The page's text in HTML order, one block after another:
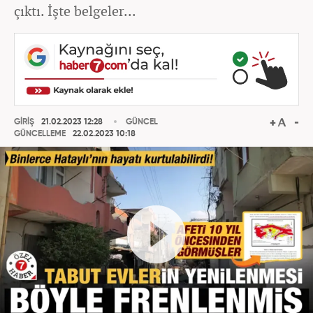
çıktı. İşte belgeler...
GİRİŞ
21.02.2023 12:28
GÜNCELLEME
22.02.2023 10:18
GÜNCEL